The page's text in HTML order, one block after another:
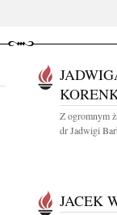
Z ogromnym
dr Jadwigi
JACEK